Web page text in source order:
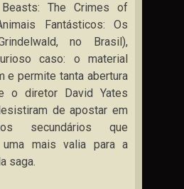
The Crimes of
Fantásticos: Os
no Brasil),
caso: o material
e permite tanta abertura
o diretor David Yates
de apostar em
secundários que
mais valia para a
saga.